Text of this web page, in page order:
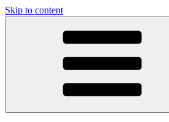
Skip to content